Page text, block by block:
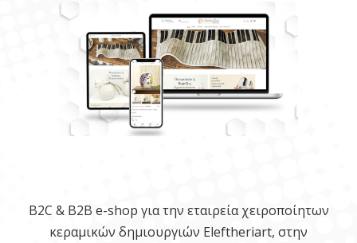
B2C & B2B e-shop για την εταιρεία χειροποίητων
κεραμικών δημιουργιών Eleftheriart, στην